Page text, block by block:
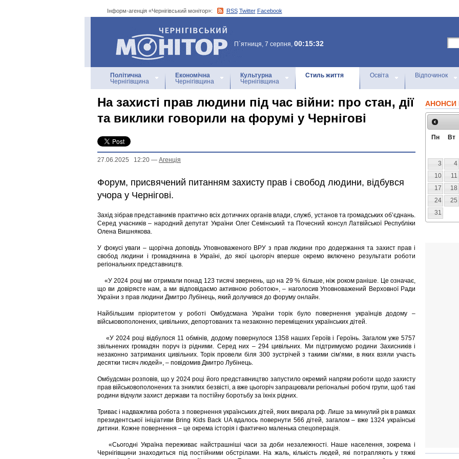
Інформ-агенція «Чернігівський монітор»: RSS Twitter Facebook
Інформ-агенція
«Чернігівський монітор»
П`ятниця, 7 серпня, 00:15:32
Політична
Чернігівщина
Економічна
Чернігівщина
Культурна
Чернігівщина
Стиль життя Освіта Відпочинок
На захисті прав людини під час війни: про стан, дії
та виклики говорили на форумі у Чернігові
27.06.2025 12:20 — Агенцiя
Форум, присвячений питанням захисту прав і свобод людини, відбувся
учора у Чернігові.
Захід зібрав представників практично всіх дотичних органів влади, служб, установ та громадських об’єднань.
Серед учасників – народний депутат України Олег Семінський та Почесний консул Латвійської Республіки
Олена Вишнякова.
У фокусі уваги – щорічна доповідь Уповноваженого ВРУ з прав людини про додержання та захист прав і
свобод людини і громадянина в Україні, до якої цьогоріч вперше окремо включено результати роботи
регіональних представництв.
«У 2024 році ми отримали понад 123 тисячі звернень, що на 29 % більше, ніж роком раніше. Це означає,
що ви довіряєте нам, а ми відповідаємо активною роботою», – наголосив Уповноважений Верховної Ради
України з прав людини Дмитро Лубінець, який долучився до форуму онлайн.
Найбільшим пріоритетом у роботі Омбудсмана України торік було повернення українців додому –
військовополонених, цивільних, депортованих та незаконно переміщених українських дітей.
«У 2024 році відбулося 11 обмінів, додому повернулося 1358 наших Героїв і Героїнь. Загалом уже 5757
звільнених громадян поруч із рідними. Серед них – 294 цивільних. Ми підтримуємо родини Захисників і
незаконно затриманих цивільних. Торік провели біля 300 зустрічей з такими сім’ями, в яких взяли участь
десятки тисяч людей», – повідомив Дмитро Лубінець.
Омбудсман розповів, що у 2024 році його представництво запустило окремий напрям роботи щодо захисту
прав військовополонених та зниклих безвісті, а вже цьогоріч запрацювали регіональні робочі групи, щоб такі
родини відчули захист держави та постійну боротьбу за їхніх рідних.
Триває і надважлива робота з повернення українських дітей, яких викрала рф. Лише за минулий рік в рамках
президентської ініціативи Bring Kids Back UA вдалось повернути 566 дітей, загалом – вже 1324 українські
дитини. Кожне повернення – це окрема історія і фактично маленька спецоперація.
«Сьогодні Україна переживає найстрашніші часи за доби незалежності. Наше населення, зокрема і
Чернігівщини знаходиться під постійними обстрілами. На жаль, кількість людей, які потрапляють у тяжкі
АНОНСИ
Пн Вт
3
4
10
11
17
18
24
25
31